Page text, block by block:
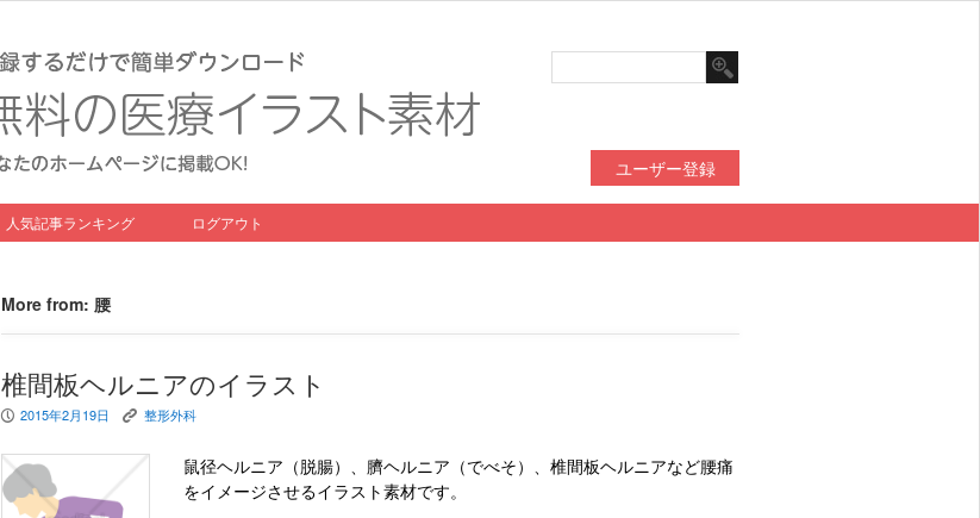
ユーザー登録
人気記事ランキング ログアウト
More from: 腰
椎間板ヘルニアのイラスト
P 2015年2月19日 K 整形外科
鼠径ヘルニア（脱腸）、臍ヘルニア（でべそ）、椎間板ヘルニアなど腰痛
をイメージさせるイラスト素材です。